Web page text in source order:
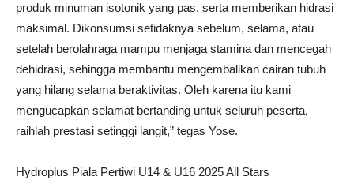
produk minuman isotonik yang pas, serta memberikan hidrasi
maksimal. Dikonsumsi setidaknya sebelum, selama, atau
setelah berolahraga mampu menjaga stamina dan mencegah
dehidrasi, sehingga membantu mengembalikan cairan tubuh
yang hilang selama beraktivitas. Oleh karena itu kami
mengucapkan selamat bertanding untuk seluruh peserta,
raihlah prestasi setinggi langit,” tegas Yose.
Hydroplus Piala Pertiwi U14 & U16 2025 All Stars